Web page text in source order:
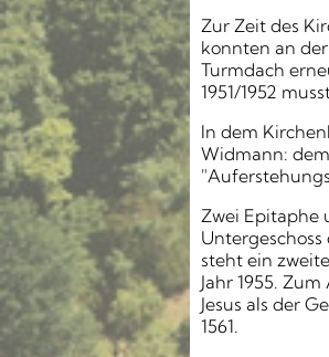
Zur Zeit des
konnten an
Turmdach
1951/1952
In dem
Widmann:
Zwei Epitaphe
steht ein
Jahr 1955.
Jesus als der
1561.